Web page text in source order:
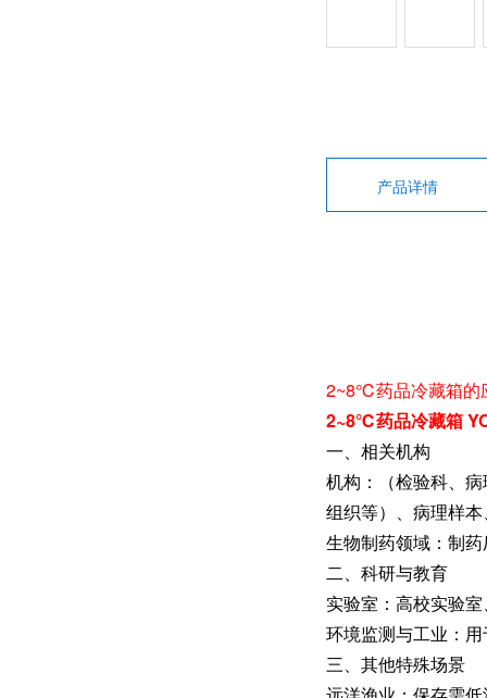
产品详情
2~8℃药品冷藏箱的
2~8℃药品冷藏箱
一、相关机构
机构‌：（检验科、
组织等）、病理样
生物制药领域‌：制
二、科研与教育
实验室‌：高校实验
环境监测与工业‌：
三、其他特殊场景